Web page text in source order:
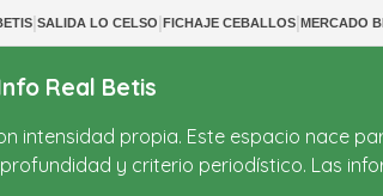
|SALIDA LO CELSO|FICHAJE CEBALLOS|MERCADO
Real Betis
intensidad propia. Este espacio nace
y criterio periodístico. Las